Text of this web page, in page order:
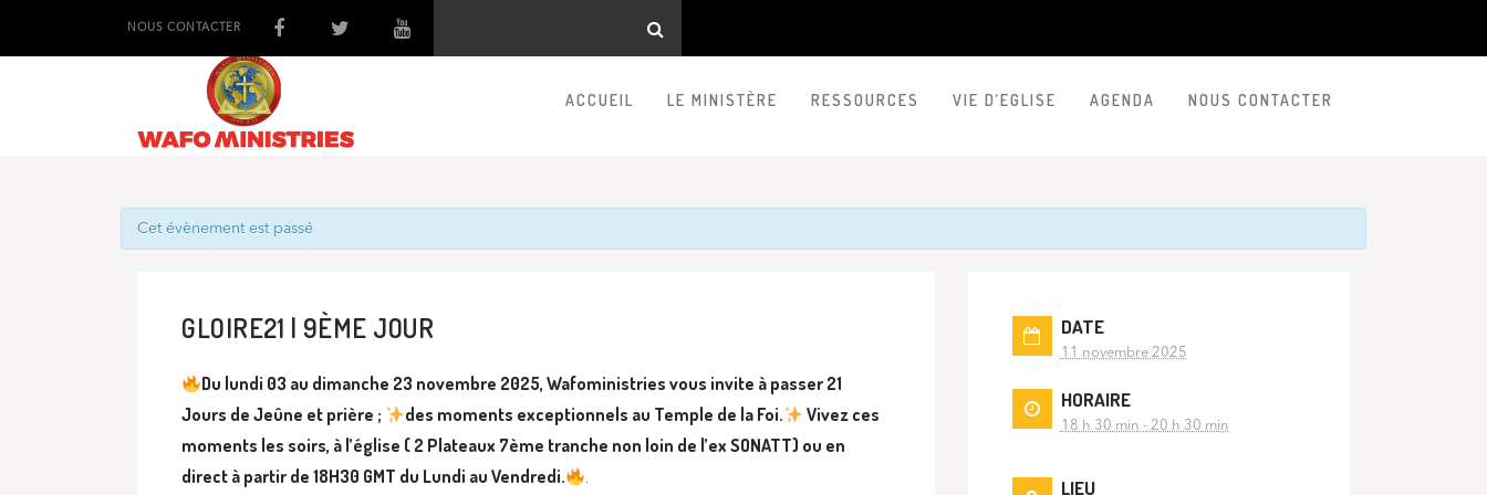
NOUS CONTACTER
ACCUEIL LE MINISTÈRE RESSOURCES VIE D’EGLISE AGENDA NOUS CONTACTER
Cet évènement est passé
GLOIRE21 | 9ÈME JOUR
Du lundi 03 au dimanche 23 novembre 2025, Wafoministries vous invite à passer 21
Jours de Jeûne et prière ;
des moments exceptionnels au Temple de la Foi.
Vivez ces
moments les soirs, à l’église ( 2 Plateaux 7ème tranche non loin de l’ex SONATT) ou en
direct à partir de 18H30 GMT du Lundi au Vendredi.
.
DATE
11 novembre 2025
HORAIRE
18 h 30 min - 20 h 30 min
LIEU